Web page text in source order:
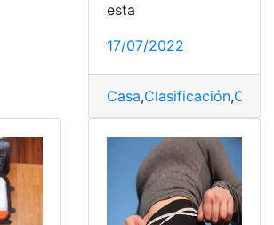
esta
17/07/2022
Casa,Clasificación,